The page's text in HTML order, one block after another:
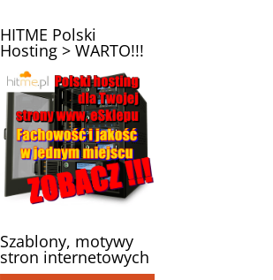
HITME Polski
Hosting > WARTO!!!
Szablony, motywy
stron internetowych